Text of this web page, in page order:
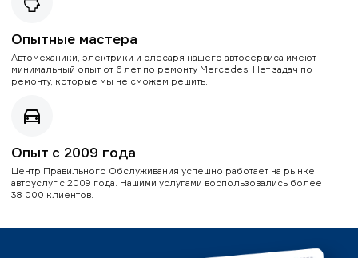
Опытные мастера
Автомеханики, электрики и слесаря нашего автосервиса имеют
минимальный опыт от 6 лет по ремонту Mercedes. Нет задач по
ремонту, которые мы не сможем решить.
Опыт с 2009 года
Центр Правильного Обслуживания успешно работает на рынке
автоуслуг с 2009 года. Нашими услугами воспользовались более
38 000 клиентов.